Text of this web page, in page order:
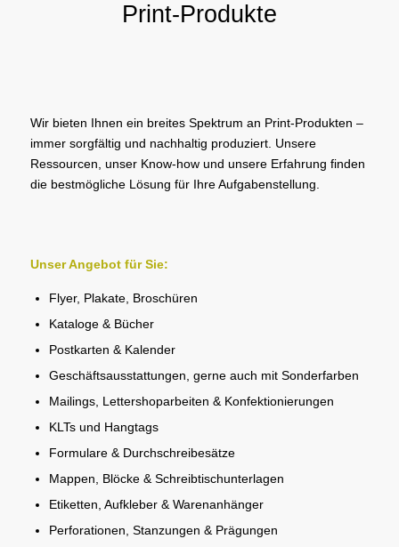
Print-Produkte
Wir bieten Ihnen ein breites Spektrum an Print-Produkten –
immer sorgfältig und nachhaltig produziert. Unsere
Ressourcen, unser Know-how und unsere Erfahrung finden
die bestmögliche Lösung für Ihre Aufgabenstellung.
Unser Angebot für Sie:
Flyer, Plakate, Broschüren
Kataloge & Bücher
Postkarten & Kalender
Geschäftsausstattungen, gerne auch mit Sonderfarben
Mailings, Lettershoparbeiten & Konfektionierungen
KLTs und Hangtags
Formulare & Durchschreibesätze
Mappen, Blöcke & Schreibtischunterlagen
Etiketten, Aufkleber & Warenanhänger
Perforationen, Stanzungen & Prägungen